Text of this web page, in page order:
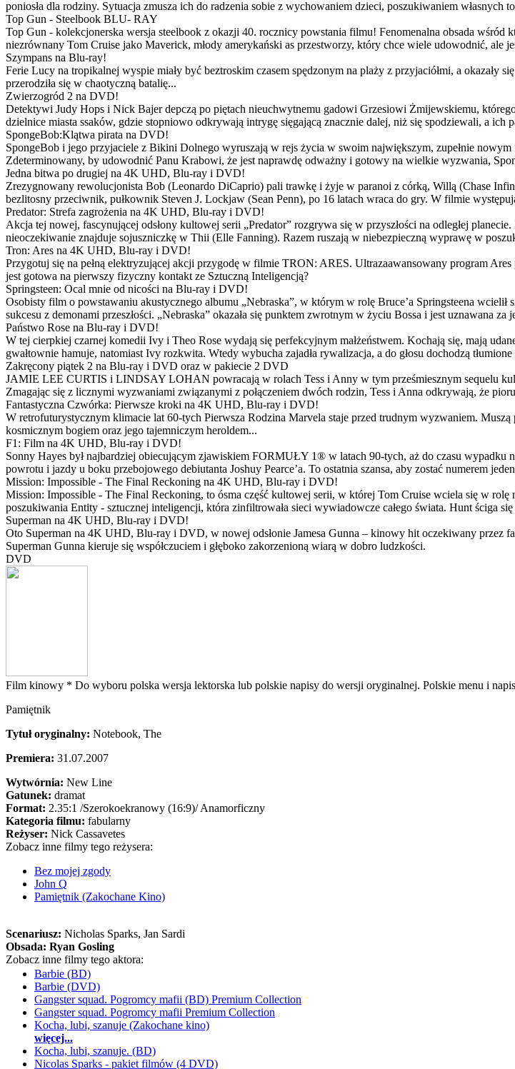
poniosła dla rodziny. Sytuacja zmusza ich do radzenia sobie z wychowaniem dzieci, poszukiwaniem własnych
Top Gun - Steelbook BLU- RAY
Top Gun - kolekcjonerska wersja steelbook z okazji 40. rocznicy powstania filmu! Fenomenalna obsada
niezrównany Tom Cruise jako Maverick, młody amerykański as przestworzy, który chce wiele udowodnić, ale
Szympans na Blu-ray!
Ferie Lucy na tropikalnej wyspie miały być beztroskim czasem spędzonym na plaży z przyjaciółmi, a okazały
przerodziła się w chaotyczną batalię...
Zwierzogród 2 na DVD!
Detektywi Judy Hops i Nick Bajer depczą po piętach nieuchwytnemu gadowi Grzesiowi Żmijewskiemu,
dzielnice miasta ssaków, gdzie stopniowo odkrywają intrygę sięgającą znacznie dalej, niż się spodziewali, a ich
SpongeBob:Klątwa pirata na DVD!
SpongeBob i jego przyjaciele z Bikini Dolnego wyruszają w rejs życia w swoim największym, zupełnie
Zdeterminowany, by udowodnić Panu Krabowi, że jest naprawdę odważny i gotowy na wielkie wyzwania,
Jedna bitwa po drugiej na 4K UHD, Blu-ray i DVD!
Zrezygnowany rewolucjonista Bob (Leonardo DiCaprio) pali trawkę i żyje w paranoi z córką, Willą (Chase
bezlitosny przeciwnik, pułkownik Steven J. Lockjaw (Sean Penn), po 16 latach wraca do gry. W filmie
Predator: Strefa zagrożenia na 4K UHD, Blu-ray i DVD!
Akcja tej nowej, fascynującej odsłony kultowej serii „Predator” rozgrywa się w przyszłości na odległej
nieoczekiwanie znajduje sojuszniczkę w Thii (Elle Fanning). Razem ruszają w niebezpieczną wyprawę w
Tron: Ares na 4K UHD, Blu-ray i DVD!
Przygotuj się na pełną elektryzującej akcji przygodę w filmie TRON: ARES. Ultrazaawansowany program
jest gotowa na pierwszy fizyczny kontakt ze Sztuczną Inteligencją?
Springsteen: Ocal mnie od nicości na Blu-ray i DVD!
Osobisty film o powstawaniu akustycznego albumu „Nebraska”, w którym w rolę Bruce’a Springsteena
sukcesu z demonami przeszłości. „Nebraska” okazała się punktem zwrotnym w życiu Bossa i jest uznawana
Państwo Rose na Blu-ray i DVD!
W tej cierpkiej czarnej komedii Ivy i Theo Rose wydają się perfekcyjnym małżeństwem. Kochają się, mają
gwałtownie hamuje, natomiast Ivy rozkwita. Wtedy wybucha zajadła rywalizacja, a do głosu dochodzą tłumione
Zakręcony piątek 2 na Blu-ray i DVD oraz w pakiecie 2 DVD
JAMIE LEE CURTIS i LINDSAY LOHAN powracają w rolach Tess i Anny w tym prześmiesznym sequelu
Zmagając się z licznymi wyzwaniami związanymi z połączeniem dwóch rodzin, Tess i Anna odkrywają, że
Fantastyczna Czwórka: Pierwsze kroki na 4K UHD, Blu-ray i DVD!
W retrofuturystycznym klimacie lat 60-tych Pierwsza Rodzina Marvela staje przed trudnym wyzwaniem.
kosmicznym bogiem oraz jego tajemniczym heroldem...
F1: Film na 4K UHD, Blu-ray i DVD!
Sonny Hayes był najbardziej obiecującym zjawiskiem FORMUŁY 1® w latach 90-tych, aż do czasu wypadku
powrotu i jazdy u boku przebojowego debiutanta Joshuy Pearce’a. To ostatnia szansa, aby zostać numerem
Mission: Impossible - The Final Reckoning na 4K UHD, Blu-ray i DVD!
Mission: Impossible - The Final Reckoning, to ósma część kultowej serii, w której Tom Cruise wciela się w
poszukiwania Entity - sztucznej inteligencji, która zinfiltrowała sieci wywiadowcze całego świata. Hunt ściga
Superman na 4K UHD, Blu-ray i DVD!
Oto Superman na 4K UHD, Blu-ray i DVD, w nowej odsłonie Jamesa Gunna – kinowy hit oczekiwany przez
Superman Gunna kieruje się współczuciem i głęboko zakorzenioną wiarą w dobro ludzkości.
DVD
Film kinowy * Do wyboru polska wersja lektorska lub polskie napisy do wersji oryginalnej. Polskie menu i
Pamiętnik
Tytuł oryginalny: Notebook, The
Premiera: 31.07.2007
Wytwórnia: New Line
Gatunek: dramat
Format: 2.35:1 /Szerokoekranowy (16:9)/Anamorficzny
Kategoria filmu: fabularny
Reżyser: Nick Cassavetes
Zobacz inne filmy tego reżysera:
Bez mojej zgody
John Q
Pamiętnik (Zakochane Kino)
Scenariusz: Nicholas Sparks, Jan Sardi
Obsada: Ryan Gosling
Zobacz inne filmy tego aktora:
Barbie (BD)
Barbie (DVD)
Gangster squad. Pogromcy mafii (BD) Premium Collection
Gangster squad. Pogromcy mafii Premium Collection
Kocha, lubi, szanuje (Zakochane kino)
więcej...
Kocha, lubi, szanuje. (BD)
Nicolas Sparks - pakiet filmów (4 DVD)